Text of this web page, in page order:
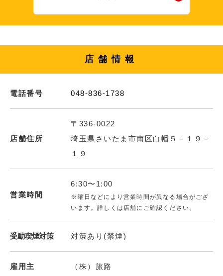
店舗情報
電話番号 048-836-1738
店舗住所
〒336-0022
埼玉県さいたま市南区白幡５－１９－
１９
営業時間
6:30〜1:00
※曜日などにより営業時間が異なる場合がござ
います。詳しくは店舗にご確認ください。
受動喫煙対策 対策あり(禁煙)
雇用主 （株）旅路